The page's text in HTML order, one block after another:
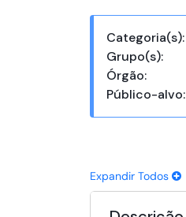
Categoria(s):
Grupo(s):
Órgão:
Público-alvo:
Expandir Todos